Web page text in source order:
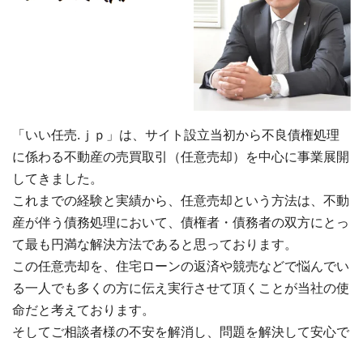
「いい任売.ｊｐ」は、サイト設立当初から不良債権処理
に係わる不動産の売買取引（任意売却）を中心に事業展開
してきました。
これまでの経験と実績から、任意売却という方法は、不動
産が伴う債務処理において、債権者・債務者の双方にとっ
て最も円満な解決方法であると思っております。
この任意売却を、住宅ローンの返済や競売などで悩んでい
る一人でも多くの方に伝え実行させて頂くことが当社の使
命だと考えております。
そしてご相談者様の不安を解消し、問題を解決して安心で